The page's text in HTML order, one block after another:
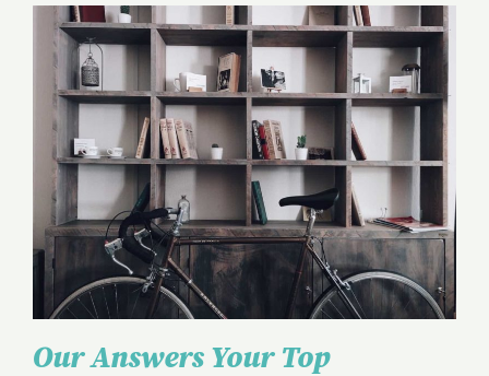
Our Answers Your Top